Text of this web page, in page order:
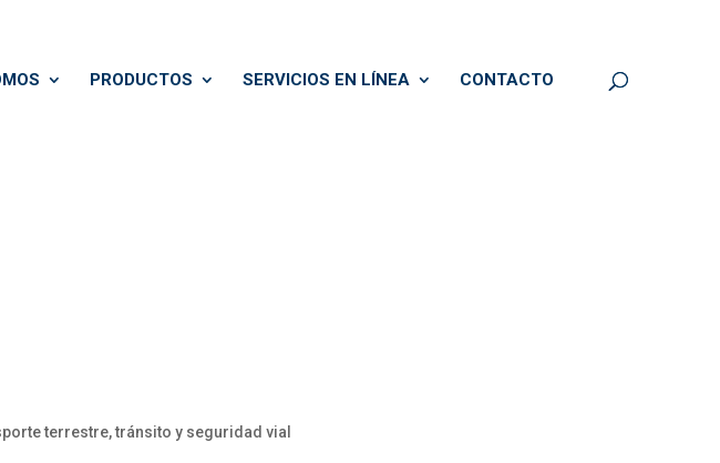
PRODUCTOS SERVICIOS EN LÍNEA CONTACTO
terrestre, tránsito y seguridad vial